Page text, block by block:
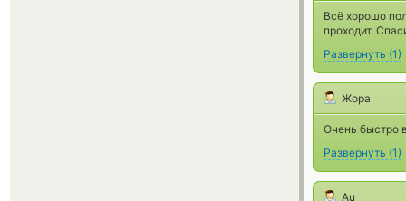
Всё хорошо
проходит.
Развернуть (1)
Жора
Очень быстро
Развернуть (1)
Au